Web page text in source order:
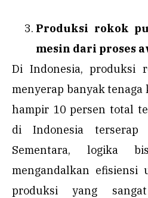
Produksi rokok
mesin dari proses
Di Indonesia, produksi
menyerap banyak tenaga
hampir 10 persen total
di Indonesia
Sementara, logika
mengandalkan efisiensi
produksi yang